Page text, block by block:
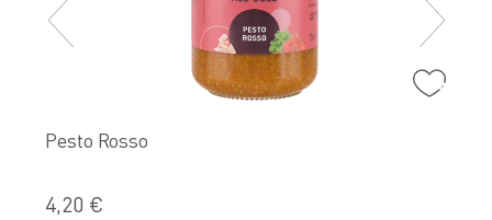
Pesto Rosso
4,20 €